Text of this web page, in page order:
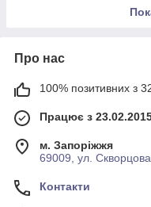
Про нас
100% позитивних з 32
Працює з
м. Запоріжжя
69009, ул.
Контакти